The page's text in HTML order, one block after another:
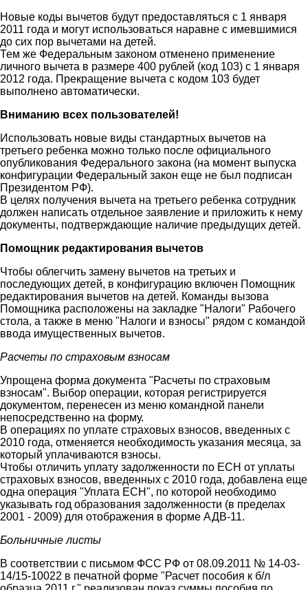
Новые коды вычетов будут предоставляться с 1 января
2011 года и могут использоваться наравне с имевшимися
до сих пор вычетами на детей.
Тем же Федеральным законом отменено применение
личного вычета в размере 400 рублей (код 103) с 1 января
2012 года. Прекращение вычета с кодом 103 будет
выполнено автоматически.
Вниманию всех пользователей!
Использовать новые виды стандартных вычетов на
третьего ребенка можно только после официального
опубликования Федерального закона (на момент выпуска
конфигурации Федеральный закон еще не был подписан
Президентом РФ).
В целях получения вычета на третьего ребенка сотрудник
должен написать отдельное заявление и приложить к нему
документы, подтверждающие наличие предыдущих детей.
Помощник редактирования вычетов
Чтобы облегчить замену вычетов на третьих и
последующих детей, в конфигурацию включен Помощник
редактирования вычетов на детей. Команды вызова
Помощника расположены на закладке "Налоги" Рабочего
стола, а также в меню "Налоги и взносы" рядом с командой
ввода имущественных вычетов.
Расчеты по страховым взносам
Упрощена форма документа "Расчеты по страховым
взносам". Выбор операции, которая регистрируется
документом, перенесен из меню командной панели
непосредственно на форму.
В операциях по уплате страховых взносов, введенных с
2010 года, отменяется необходимость указания месяца, за
который уплачиваются взносы.
Чтобы отличить уплату задолженности по ЕСН от уплаты
страховых взносов, введенных с 2010 года, добавлена еще
одна операция "Уплата ЕСН", по которой необходимо
указывать год образования задолженности (в пределах
2001 - 2009) для отображения в форме АДВ-11.
Больничные листы
В соответствии с письмом ФСС РФ от 08.09.2011 № 14-03-
14/15-10022 в печатной форме "Расчет пособия к б/л